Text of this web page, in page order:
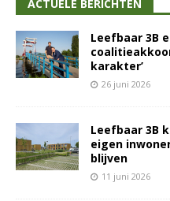
ACTUELE BERICHTEN
Leefbaar 3B
karakter’
26 juni 2026
Leefbaar 3B
eigen
blijven
11 juni 2026